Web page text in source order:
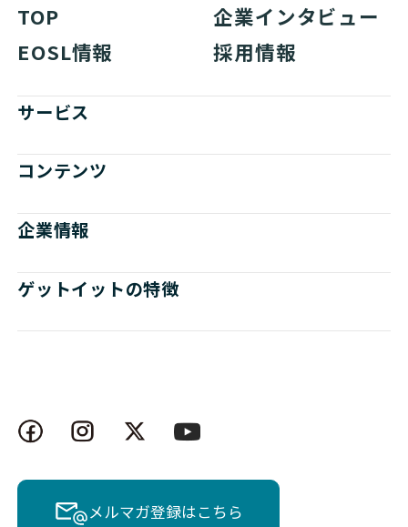
TOP
企業インタビュー
EOSL情報
採用情報
サービス
コンテンツ
企業情報
ゲットイットの特徴
メルマガ登録はこちら